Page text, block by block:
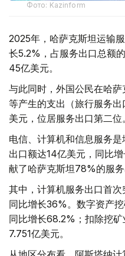
Фото: Kazinform
2025年，哈萨克斯坦运输
长5.2%，占服务出口总额
45亿美元。
与此同时，外国公民在哈
等产生的支出（旅行服务
美元，位居服务出口第二位。
电信、计算机和信息服务
出口额达14亿美元，同比
献了哈萨克斯坦78%的服务
其中，计算机服务出口首次
同比增长36%。数字资产
同比增长68.2%；扣除挖
7.751亿美元。